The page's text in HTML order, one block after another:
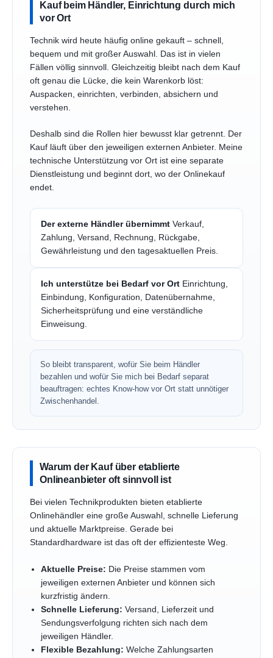
Kauf beim Händler, Einrichtung durch mich
vor Ort
Technik wird heute häufig online gekauft – schnell,
bequem und mit großer Auswahl. Das ist in vielen
Fällen völlig sinnvoll. Gleichzeitig bleibt nach dem Kauf
oft genau die Lücke, die kein Warenkorb löst:
Auspacken, einrichten, verbinden, absichern und
verstehen.
Deshalb sind die Rollen hier bewusst klar getrennt. Der
Kauf läuft über den jeweiligen externen Anbieter. Meine
technische Unterstützung vor Ort ist eine separate
Dienstleistung und beginnt dort, wo der Onlinekauf
endet.
Der externe Händler übernimmt Verkauf,
Zahlung, Versand, Rechnung, Rückgabe,
Gewährleistung und den tagesaktuellen Preis.
Ich unterstütze bei Bedarf vor Ort Einrichtung,
Einbindung, Konfiguration, Datenübernahme,
Sicherheitsprüfung und eine verständliche
Einweisung.
So bleibt transparent, wofür Sie beim Händler
bezahlen und wofür Sie mich bei Bedarf separat
beauftragen: echtes Know-how vor Ort statt unnötiger
Zwischenhandel.
Warum der Kauf über etablierte
Onlineanbieter oft sinnvoll ist
Bei vielen Technikprodukten bieten etablierte
Onlinehändler eine große Auswahl, schnelle Lieferung
und aktuelle Marktpreise. Gerade bei
Standardhardware ist das oft der effizienteste Weg.
Aktuelle Preise: Die Preise stammen vom
jeweiligen externen Anbieter und können sich
kurzfristig ändern.
Schnelle Lieferung: Versand, Lieferzeit und
Sendungsverfolgung richten sich nach dem
jeweiligen Händler.
Flexible Bezahlung: Welche Zahlungsarten